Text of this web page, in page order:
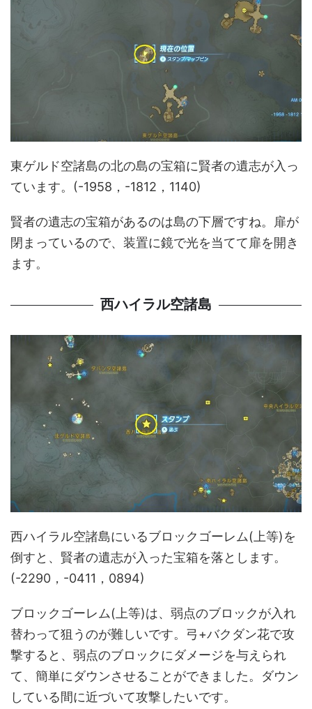
東ゲルド空諸島の北の島の宝箱に賢者の遺志が入っ
ています。(-1958，-1812，1140)
賢者の遺志の宝箱があるのは島の下層ですね。扉が
閉まっているので、装置に鏡で光を当てて扉を開き
ます。
西ハイラル空諸島
西ハイラル空諸島にいるブロックゴーレム(上等)を
倒すと、賢者の遺志が入った宝箱を落とします。
(-2290，-0411，0894)
ブロックゴーレム(上等)は、弱点のブロックが入れ
替わって狙うのが難しいです。弓+バクダン花で攻
撃すると、弱点のブロックにダメージを与えられ
て、簡単にダウンさせることができました。ダウン
している間に近づいて攻撃したいです。